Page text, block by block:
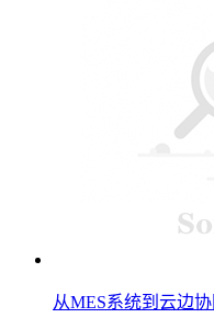
从MES系统到云边